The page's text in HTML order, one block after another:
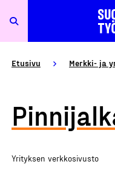
Etusivu Merkki- ja
Yrityksen verkkosivusto